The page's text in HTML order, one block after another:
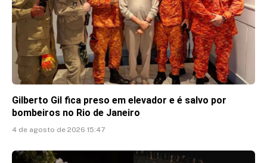
Gilberto Gil fica preso em elevador e é salvo por
bombeiros no Rio de Janeiro
4 de agosto de 2026 15:47